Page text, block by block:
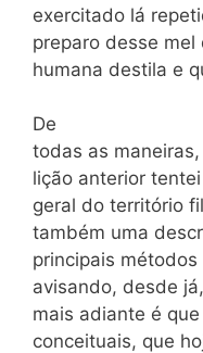
exercitado lá
preparo desse mel
humana destila e
De
todas as
lição anterior
geral do território
também uma
principais
avisando, desde
mais adiante é
conceituais, que